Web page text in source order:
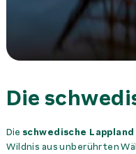
Die
Die schwedische
Wildnis aus unberührten